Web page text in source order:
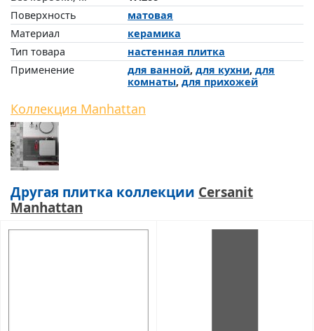
Поверхность
матовая
Материал
керамика
Тип товара
настенная плитка
Применение
для ванной, для кухни, для
комнаты, для прихожей
Коллекция Manhattan
Другая плитка коллекции Cersanit
Manhattan